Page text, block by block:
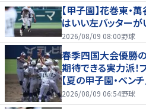
【甲子園】花巻東・
はいい左バッターが
2026/08/09 08:00野球
春季四国大会優勝
期待できる実力派
【夏の甲子園・ベン
2026/08/09 06:54野球